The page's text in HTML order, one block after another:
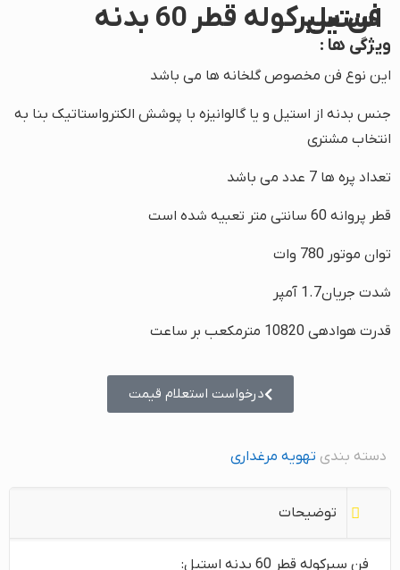
فن سیرکوله قطر 60 بدنه استیل
ویژگی ها :
این نوع فن مخصوص گلخانه ها می باشد
جنس بدنه از استیل و یا گالوانیزه با پوشش الکترواستاتیک بنا به
انتخاب مشتری
تعداد پره ها 7 عدد می باشد
قطر پروانه 60 سانتی متر تعبیه شده است
توان موتور 780 وات
شدت جریان1.7 آمپر
قدرت هوادهی 10820 مترمکعب بر ساعت
درخواست استعلام قیمت
دسته بندی تهویه مرغداری
توضیحات
فن سیرکوله قطر 60 بدنه استیل: